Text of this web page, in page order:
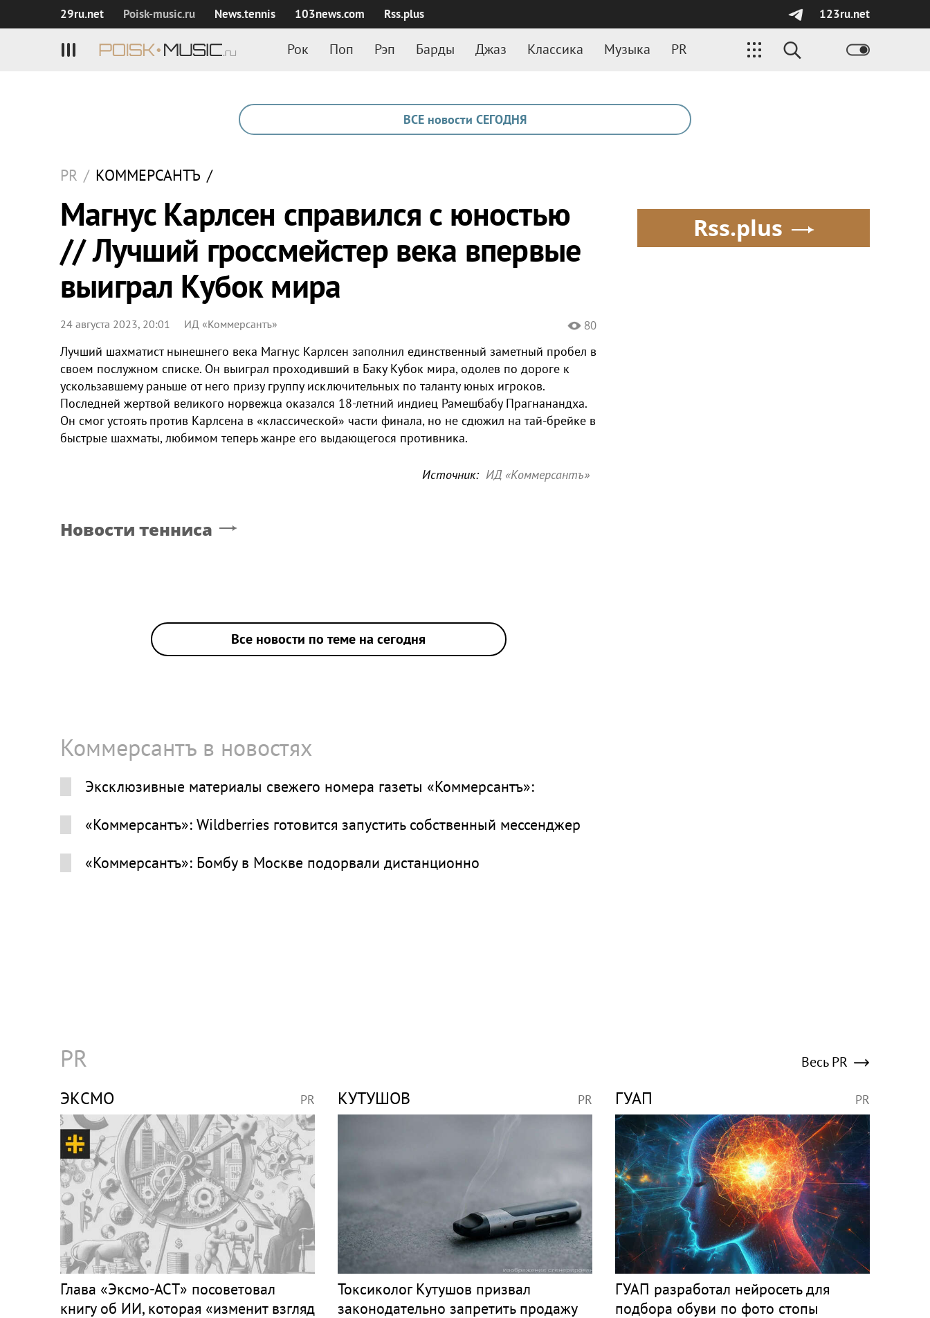
29ru.net Poisk‑music.ru News.tennis 103news.com Rss.plus 123ru.net
Рок Поп Рэп Барды Джаз Классика Музыка PR
ВСЕ новости СЕГОДНЯ
PR / КОММЕРСАНТЪ /
Магнус Карлсен справился с юностью
// Лучший гроссмейстер века впервые
выиграл Кубок мира
24 августа 2023, 20:01 ИД «Коммерсантъ» 80
Лучший шахматист нынешнего века Магнус Карлсен заполнил единственный заметный пробел в
своем послужном списке. Он выиграл проходивший в Баку Кубок мира, одолев по дороге к
ускользавшему раньше от него призу группу исключительных по таланту юных игроков.
Последней жертвой великого норвежца оказался 18-летний индиец Рамешбабу Прагнанандха.
Он смог устоять против Карлсена в «классической» части финала, но не сдюжил на тай-брейке в
быстрые шахматы, любимом теперь жанре его выдающегося противника.
Источник: ИД «Коммерсантъ»
Новости тенниса
Все новости по теме на сегодня
Коммерсантъ в новостях
Эксклюзивные материалы свежего номера газеты «Коммерсантъ»:
«Коммерсантъ»: Wildberries готовится запустить собственный мессенджер
«Коммерсантъ»: Бомбу в Москве подорвали дистанционно
Rss.plus
PR Весь PR
ЭКСМО PR
Глава «Эксмо-АСТ» посоветовал
книгу об ИИ, которая «изменит взгляд
КУТУШОВ PR
Токсиколог Кутушов призвал
законодательно запретить продажу
ГУАП PR
ГУАП разработал нейросеть для
подбора обуви по фото стопы